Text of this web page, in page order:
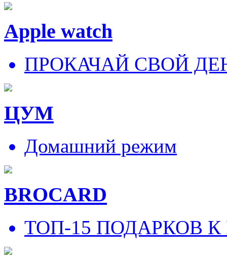
Apple watch
ПРОКАЧАЙ СВОЙ
ЦУМ
Домашний режим
BROCARD
ТОП-15 ПОДАРКОВ